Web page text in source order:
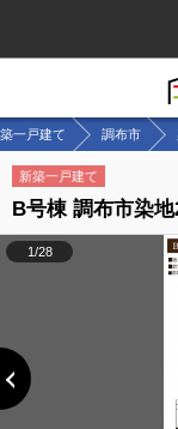
一戸建て 調布市
新築一戸建て
B号棟 調布市染
1/28